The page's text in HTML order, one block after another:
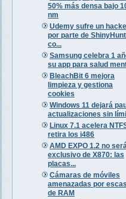
50% más densa bajo
nm
Udemy sufre un
por parte de
co...
Samsung celebra 1
su app para salud
BleachBit 6 mejora
limpieza y gestiona
cookies
Windows 11 dejará
actualizaciones sin
Linux 7.1 acelera
retira los i486
AMD EXPO 1.2 no será
exclusivo de X870: las
placas...
Cámaras de móviles
amenazadas por
de RAM